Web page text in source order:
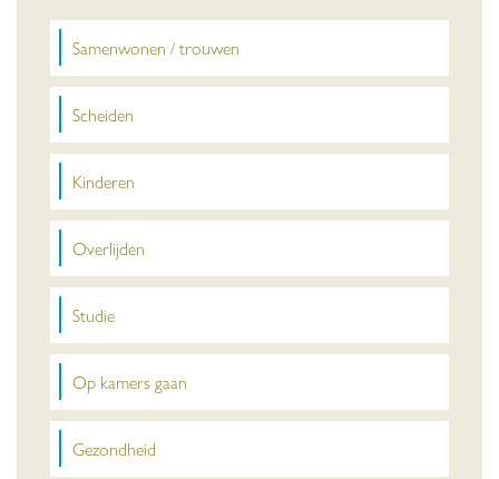
Samenwonen / trouwen
Scheiden
Kinderen
Overlijden
Studie
Op kamers gaan
Gezondheid